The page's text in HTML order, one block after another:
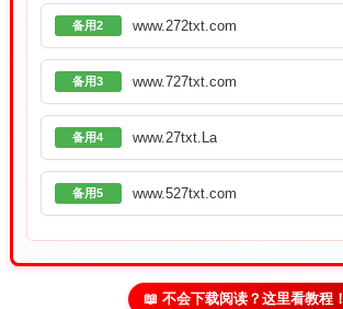
备用2 www.272txt.com
备用3 www.727txt.com
备用4 www.27txt.La
备用5 www.527txt.com
📖 不会下载阅读？这里看教程！